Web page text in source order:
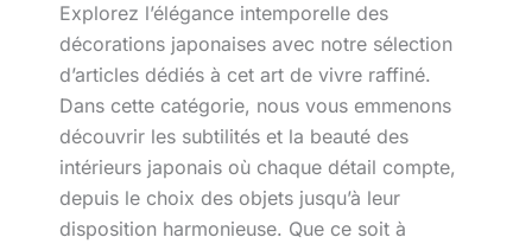
Explorez l’élégance intemporelle des
décorations japonaises avec notre sélection
d’articles dédiés à cet art de vivre raffiné.
Dans cette catégorie, nous vous emmenons
découvrir les subtilités et la beauté des
intérieurs japonais où chaque détail compte,
depuis le choix des objets jusqu’à leur
disposition harmonieuse. Que ce soit à